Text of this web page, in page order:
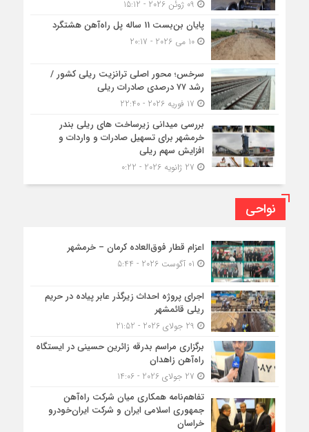
پایان بن‌بست 11 ساله پل راه‌آهن هشتگرد
10 می 2026 - 20:17
سرخس؛ محور اصلی ترانزیت ریلی کشور /
رشد ۷۷ درصدی صادرات ریلی
بررسی میدانی زیرساخت های ریلی بندر
خرمشهر برای تسهیل صادرات و واردات و
افزایش سهم ریلی
نواحی
اعزام قطار فوق‌العاده کرمان – خرمشهر
اجرای پروژه احداث زیرگذر عابر پیاده در حریم
ریلی قائمشهر
برگزاری مراسم بدرقه زائرین حسینی در ایستگاه
راه‌آهن زاهدان
تفاهم‌نامه همکاری میان شرکت راه‌آهن
جمهوری اسلامی ایران و شرکت ایران‌خودرو
خراسان